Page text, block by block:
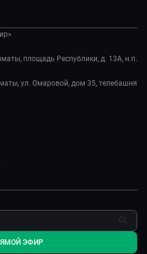
площадь Республики, д. 13А, н.п.
ул. Омаровой, дом 35, телебашня
ЭФИР